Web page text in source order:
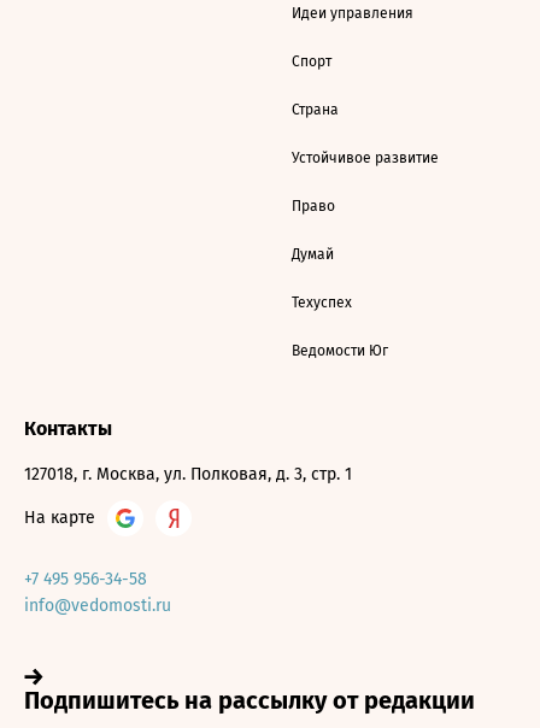
Идеи управления
Спорт
Страна
Устойчивое развитие
Право
Думай
Техуспех
Ведомости Юг
Контакты
127018, г. Москва, ул. Полковая, д. 3, стр. 1
На карте
+7 495 956-34-58
info@vedomosti.ru